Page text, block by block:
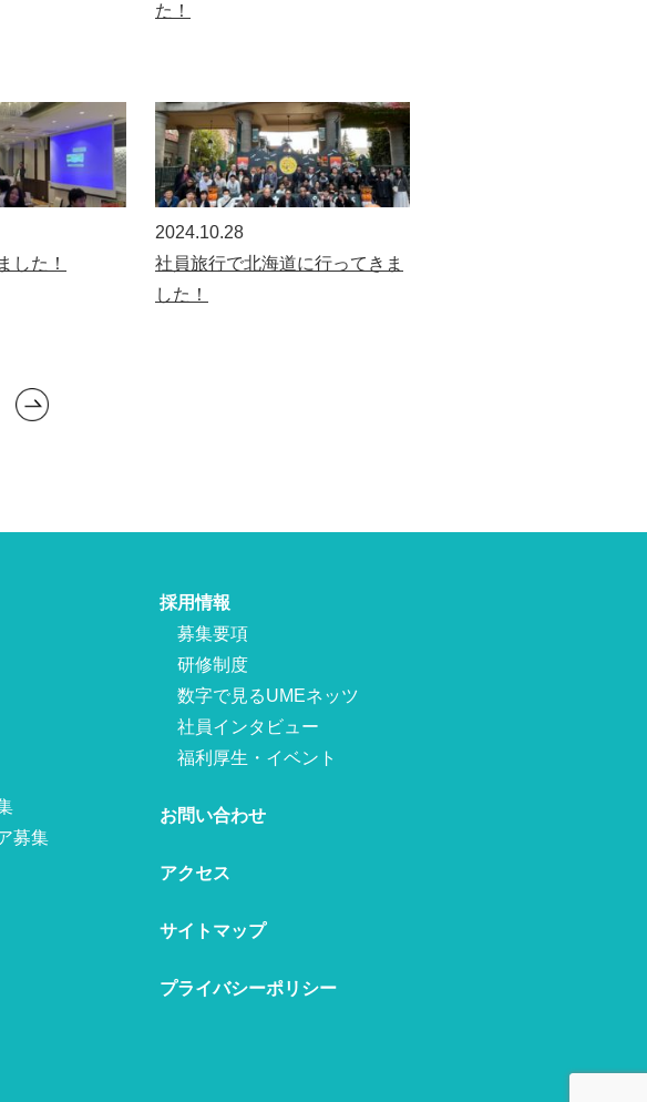
た！
した！
2024.10.28
社員旅行で北海道に行ってきま
した！
募集
採用情報
募集要項
研修制度
数字で見るUMEネッツ
社員インタビュー
福利厚生・イベント
お問い合わせ
アクセス
サイトマップ
プライバシーポリシー